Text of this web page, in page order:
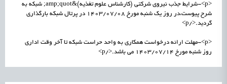
<p>-شرایط جذب نیروی شرکتی (کارشناس علوم تغذیه)&amp;quot; شبکه به
شرح پیوست،در روز یک شنبه مورخ 1403/07/08 در پرتال شبکه بارگذاری
گردید.</p>
<p>-مهلت ارائه درخواست همکاری به واحد حراست شبکه تا آخر وقت اداری
روز شنبه مورخ 1403/07/14 می باشد.</p>